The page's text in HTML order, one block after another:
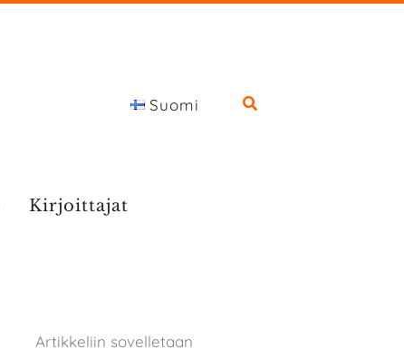
Suomi
Kirjoittajat
Artikkeliin sovelletaan